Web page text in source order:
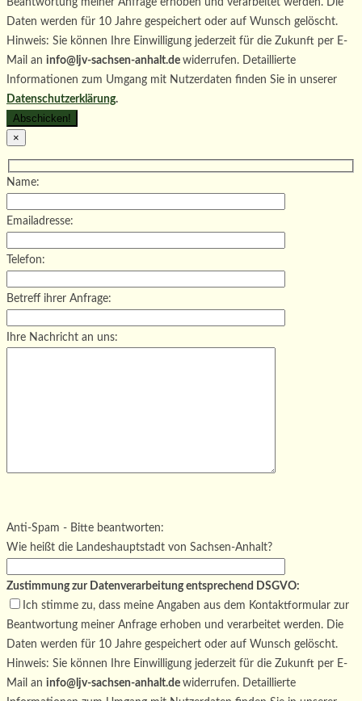
Daten werden für 10 Jahre gespeichert oder auf Wunsch gelöscht.
Hinweis: Sie können Ihre Einwilligung jederzeit für die Zukunft per E-
Mail an info@ljv-sachsen-anhalt.de widerrufen. Detaillierte
Informationen zum Umgang mit Nutzerdaten finden Sie in unserer
Datenschutzerklärung.
×
Name:
Emailadresse:
Telefon:
Betreff ihrer Anfrage:
Ihre Nachricht an uns:
Bitte lasse dieses Feld leer.
Anti-Spam - Bitte beantworten:
Wie heißt die Landeshauptstadt von Sachsen-Anhalt?
Zustimmung zur Datenverarbeitung entsprechend DSGVO:
Ich stimme zu, dass meine Angaben aus dem Kontaktformular zur
Beantwortung meiner Anfrage erhoben und verarbeitet werden. Die
Daten werden für 10 Jahre gespeichert oder auf Wunsch gelöscht.
Hinweis: Sie können Ihre Einwilligung jederzeit für die Zukunft per E-
Mail an info@ljv-sachsen-anhalt.de widerrufen. Detaillierte